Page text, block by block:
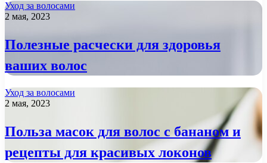
Уход за волосами
2 мая, 2023
Полезные расчески для здоровья
ваших волос
Уход за волосами
2 мая, 2023
Польза масок для волос с бананом и
рецепты для красивых локонов